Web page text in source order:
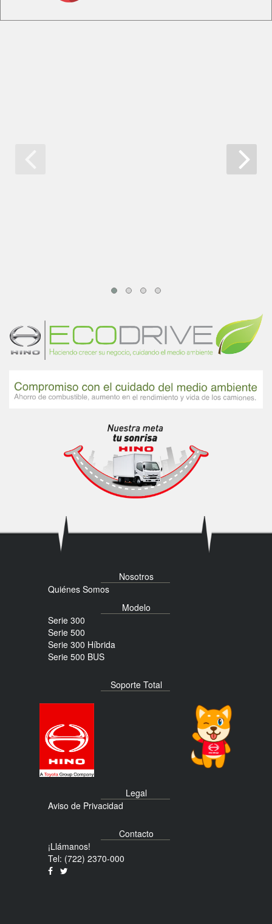
Nosotros
Quiénes Somos
Modelo
Serie 300
Serie 500
Serie 300 Híbrida
Serie 500 BUS
Soporte Total
Legal
Aviso de Privacidad
Contacto
¡Llámanos!
Tel: (722) 2370-000